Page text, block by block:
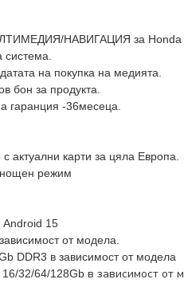
НАВИГАЦИЯ за Honda
на покупка на медията.
бон за продукта.
гаранция -36месеца.
актуални карти за цяла Европа.
режим
15
от модела.
DDR3 в зависимост от модела
32/64/128Gb в зависимост от